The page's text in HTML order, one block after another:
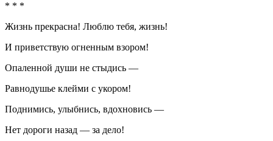
* * *
Жизнь прекрасна! Люблю тебя, жизнь!
И приветствую огненным взором!
Опаленной души не стыдись —
Равнодушье клейми с укором!
Поднимись, улыбнись, вдохновись —
Нет дороги назад — за дело!